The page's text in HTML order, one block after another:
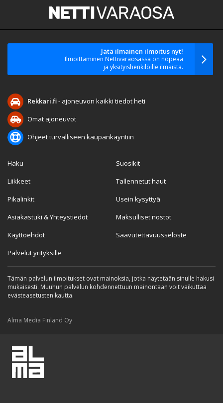
Jätä ilmainen ilmoitus nyt!
Ilmoittaminen Nettivaraosassa on nopeaa
ja yksityishenkilöille ilmaista.
Rekkari.fi- ajoneuvon kaikki tiedot heti
Omat ajoneuvot
Ohjeet turvalliseen kaupankäyntiin
Haku
Liikkeet
Pikalinkit
Asiakastuki & Yhteystiedot
Käyttöehdot
Palvelut yrityksille
Suosikit
Tallennetut haut
Usein kysyttyä
Maksulliset nostot
Saavutettavuusseloste
Tämän palvelun ilmoitukset ovat mainoksia, jotka näytetään sinulle hakusi
mukaisesti. Muuhun palvelun kohdennettuun mainontaan voit vaikuttaa
evästeasetusten kautta.
Alma Media Finland Oy